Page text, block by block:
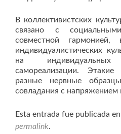
В коллективистских
связано с
совместной
индивидуалистических
на
самореализации.
разные нервные
совладания с напряжением
Esta entrada fue publicada en
permalink.